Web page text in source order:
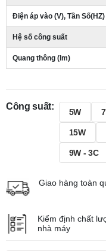
Điện áp vào (V), Tần Số(HZ)
Hệ số công suất
Quang thông (lm)
Công suất:
5W
15W
9W - 3C
Giao hàng toàn
Kiểm định chất
nhà máy